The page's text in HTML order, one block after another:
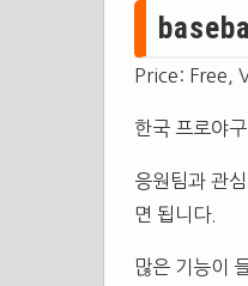
Price: Free,
한국 프로야
응원팀과 관
면 됩니다.
많은 기능이